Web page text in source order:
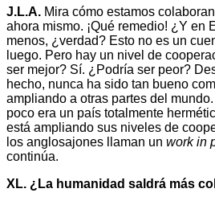
J.L.A. Mira cómo estamos
ahora mismo. ¡Qué remedio! ¿Y en
menos, ¿verdad? Esto no es un
luego. Pero hay un nivel de
ser mejor? Sí. ¿Podría ser peor?
hecho, nunca ha sido tan bueno
ampliando a otras partes del
poco era un país totalmente
está ampliando sus niveles de
los anglosajones llaman un work in
continúa.
XL. ¿La humanidad saldrá más